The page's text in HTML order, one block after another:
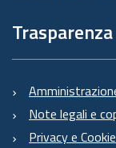
Trasparenza
Note legali e
Privacy e Cookie